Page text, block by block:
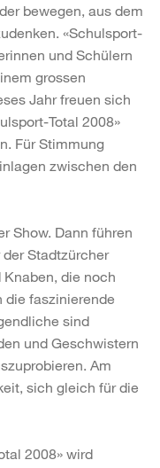
bewegen, aus dem
«Schulsport-
und Schülern
grossen
Jahr freuen sich
Total 2008»
Für Stimmung
zwischen den
Show. Dann führen
Stadtzürcher
die noch
die faszinierende
sind
und Geschwistern
Am
sich gleich für die
2008» wird